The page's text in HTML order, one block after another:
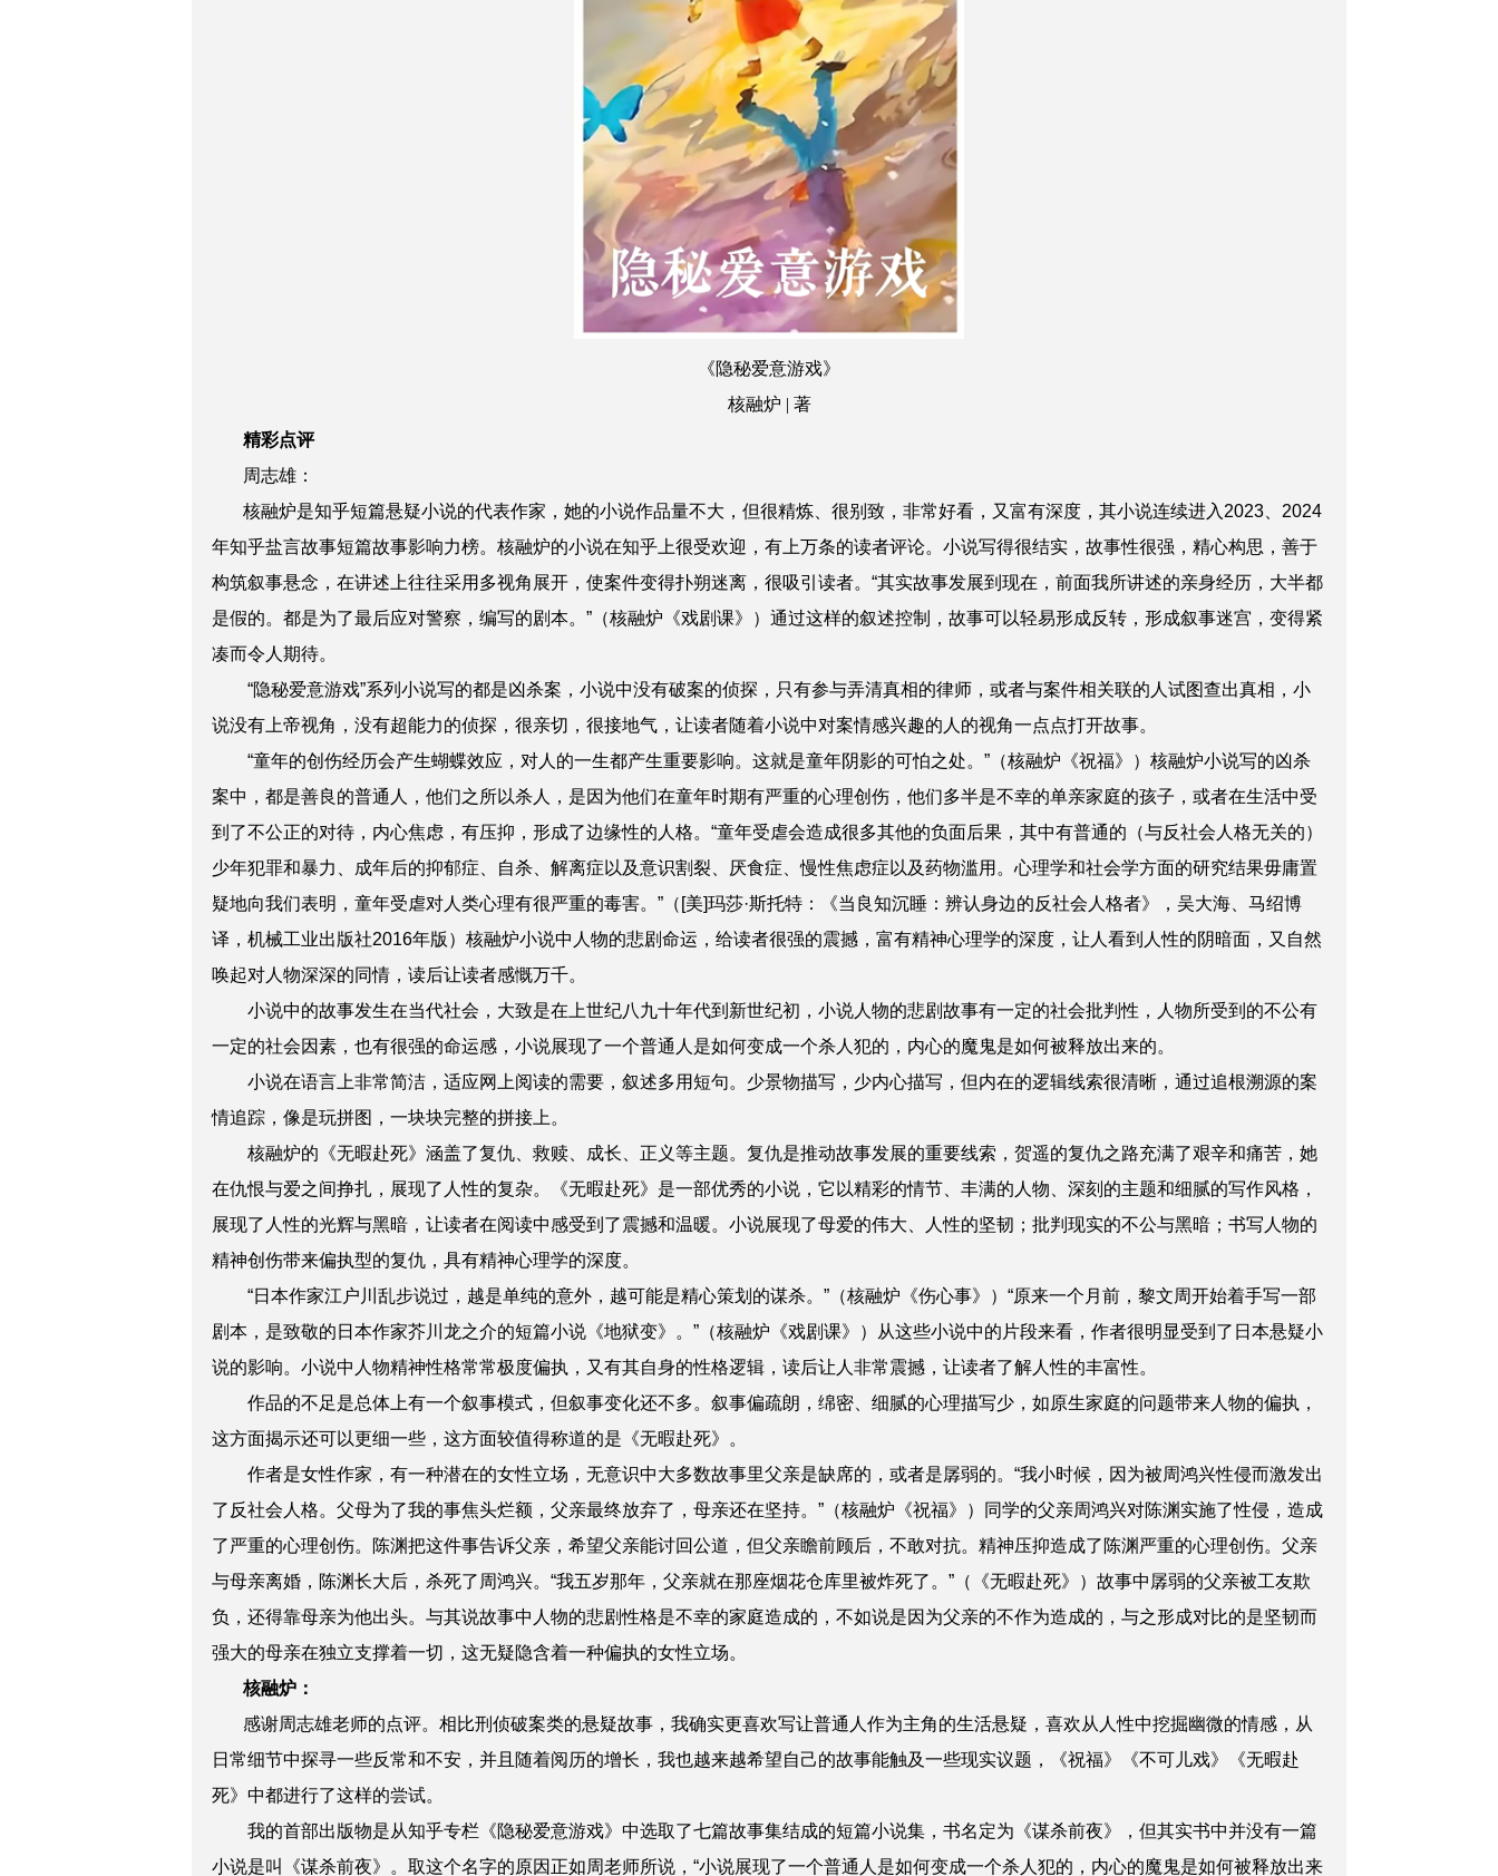
《隐秘爱意游戏》
核融炉 | 著
精彩点评
周志雄：
核融炉是知乎短篇悬疑小说的代表作家，她的小说作品量不大，但很精炼、很别致，非常好看，又富有深度，其小说连续进入2023、2024
年知乎盐言故事短篇故事影响力榜。核融炉的小说在知乎上很受欢迎，有上万条的读者评论。小说写得很结实，故事性很强，精心构思，善于
构筑叙事悬念，在讲述上往往采用多视角展开，使案件变得扑朔迷离，很吸引读者。“其实故事发展到现在，前面我所讲述的亲身经历，大半都
是假的。都是为了最后应对警察，编写的剧本。”（核融炉《戏剧课》）通过这样的叙述控制，故事可以轻易形成反转，形成叙事迷宫，变得紧
凑而令人期待。
“隐秘爱意游戏”系列小说写的都是凶杀案，小说中没有破案的侦探，只有参与弄清真相的律师，或者与案件相关联的人试图查出真相，小
说没有上帝视角，没有超能力的侦探，很亲切，很接地气，让读者随着小说中对案情感兴趣的人的视角一点点打开故事。
“童年的创伤经历会产生蝴蝶效应，对人的一生都产生重要影响。这就是童年阴影的可怕之处。”（核融炉《祝福》）核融炉小说写的凶杀
案中，都是善良的普通人，他们之所以杀人，是因为他们在童年时期有严重的心理创伤，他们多半是不幸的单亲家庭的孩子，或者在生活中受
到了不公正的对待，内心焦虑，有压抑，形成了边缘性的人格。“童年受虐会造成很多其他的负面后果，其中有普通的（与反社会人格无关的）
少年犯罪和暴力、成年后的抑郁症、自杀、解离症以及意识割裂、厌食症、慢性焦虑症以及药物滥用。心理学和社会学方面的研究结果毋庸置
疑地向我们表明，童年受虐对人类心理有很严重的毒害。”（[美]玛莎·斯托特：《当良知沉睡：辨认身边的反社会人格者》，吴大海、马绍博
译，机械工业出版社2016年版）核融炉小说中人物的悲剧命运，给读者很强的震撼，富有精神心理学的深度，让人看到人性的阴暗面，又自然
唤起对人物深深的同情，读后让读者感慨万千。
小说中的故事发生在当代社会，大致是在上世纪八九十年代到新世纪初，小说人物的悲剧故事有一定的社会批判性，人物所受到的不公有
一定的社会因素，也有很强的命运感，小说展现了一个普通人是如何变成一个杀人犯的，内心的魔鬼是如何被释放出来的。
小说在语言上非常简洁，适应网上阅读的需要，叙述多用短句。少景物描写，少内心描写，但内在的逻辑线索很清晰，通过追根溯源的案
情追踪，像是玩拼图，一块块完整的拼接上。
核融炉的《无暇赴死》涵盖了复仇、救赎、成长、正义等主题。复仇是推动故事发展的重要线索，贺遥的复仇之路充满了艰辛和痛苦，她
在仇恨与爱之间挣扎，展现了人性的复杂。《无暇赴死》是一部优秀的小说，它以精彩的情节、丰满的人物、深刻的主题和细腻的写作风格，
展现了人性的光辉与黑暗，让读者在阅读中感受到了震撼和温暖。小说展现了母爱的伟大、人性的坚韧；批判现实的不公与黑暗；书写人物的
精神创伤带来偏执型的复仇，具有精神心理学的深度。
“日本作家江户川乱步说过，越是单纯的意外，越可能是精心策划的谋杀。”（核融炉《伤心事》）“原来一个月前，黎文周开始着手写一部
剧本，是致敬的日本作家芥川龙之介的短篇小说《地狱变》。”（核融炉《戏剧课》）从这些小说中的片段来看，作者很明显受到了日本悬疑小
说的影响。小说中人物精神性格常常极度偏执，又有其自身的性格逻辑，读后让人非常震撼，让读者了解人性的丰富性。
作品的不足是总体上有一个叙事模式，但叙事变化还不多。叙事偏疏朗，绵密、细腻的心理描写少，如原生家庭的问题带来人物的偏执，
这方面揭示还可以更细一些，这方面较值得称道的是《无暇赴死》。
作者是女性作家，有一种潜在的女性立场，无意识中大多数故事里父亲是缺席的，或者是孱弱的。“我小时候，因为被周鸿兴性侵而激发出
了反社会人格。父母为了我的事焦头烂额，父亲最终放弃了，母亲还在坚持。”（核融炉《祝福》）同学的父亲周鸿兴对陈渊实施了性侵，造成
了严重的心理创伤。陈渊把这件事告诉父亲，希望父亲能讨回公道，但父亲瞻前顾后，不敢对抗。精神压抑造成了陈渊严重的心理创伤。父亲
与母亲离婚，陈渊长大后，杀死了周鸿兴。“我五岁那年，父亲就在那座烟花仓库里被炸死了。”（《无暇赴死》）故事中孱弱的父亲被工友欺
负，还得靠母亲为他出头。与其说故事中人物的悲剧性格是不幸的家庭造成的，不如说是因为父亲的不作为造成的，与之形成对比的是坚韧而
强大的母亲在独立支撑着一切，这无疑隐含着一种偏执的女性立场。
核融炉：
感谢周志雄老师的点评。相比刑侦破案类的悬疑故事，我确实更喜欢写让普通人作为主角的生活悬疑，喜欢从人性中挖掘幽微的情感，从
日常细节中探寻一些反常和不安，并且随着阅历的增长，我也越来越希望自己的故事能触及一些现实议题，《祝福》《不可儿戏》《无暇赴
死》中都进行了这样的尝试。
我的首部出版物是从知乎专栏《隐秘爱意游戏》中选取了七篇故事集结成的短篇小说集，书名定为《谋杀前夜》，但其实书中并没有一篇
小说是叫《谋杀前夜》。取这个名字的原因正如周老师所说，“小说展现了一个普通人是如何变成一个杀人犯的，内心的魔鬼是如何被释放出来